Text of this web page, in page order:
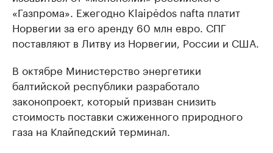
«Газпрома». Ежегодно Klaipėdos nafta платит
Норвегии за его аренду 60 млн евро. СПГ
поставляют в Литву из Норвегии, России и США.
В октябре Министерство энергетики
балтийской республики разработало
законопроект, который призван снизить
стоимость поставки сжиженного природного
газа на Клайпедский терминал.